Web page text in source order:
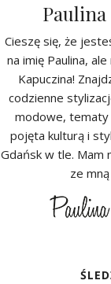
Cieszę się, że
na imię Paulina,
Kapuczina!
codzienne
modowe, tematy
pojęta kulturą i
Gdańsk w tle. Mam
ze mną